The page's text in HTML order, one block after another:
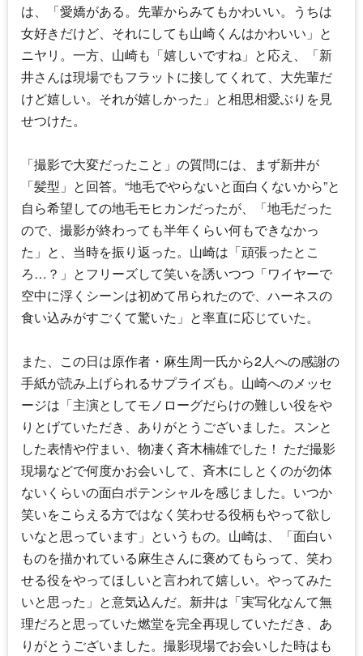
は、「愛嬌がある。先輩からみてもかわいい。うちは
女好きだけど、それにしても山崎くんはかわいい」と
ニヤリ。一方、山崎も「嬉しいですね」と応え、「新
井さんは現場でもフラットに接してくれて、大先輩だ
けど嬉しい。それが嬉しかった」と相思相愛ぶりを見
せつけた。
「撮影で大変だったこと」の質問には、まず新井が
「髪型」と回答。“地毛でやらないと面白くないから”と
自ら希望しての地毛モヒカンだったが、「地毛だった
ので、撮影が終わっても半年くらい何もできなかっ
た」と、当時を振り返った。山崎は「頑張ったとこ
ろ…？」とフリーズして笑いを誘いつつ「ワイヤーで
空中に浮くシーンは初めて吊られたので、ハーネスの
食い込みがすごくて驚いた」と率直に応じていた。
また、この日は原作者・麻生周一氏から2人への感謝の
手紙が読み上げられるサプライズも。山崎へのメッセ
ージは「主演としてモノローグだらけの難しい役をや
りとげていただき、ありがとうございました。スンと
した表情や佇まい、物凄く斉木楠雄でした！ ただ撮影
現場などで何度かお会いして、斉木にしとくのが勿体
ないくらいの面白ポテンシャルを感じました。いつか
笑いをこらえる方ではなく笑わせる役柄もやって欲し
いなと思っています」というもの。山崎は、「面白い
ものを描かれている麻生さんに褒めてもらって、笑わ
せる役をやってほしいと言われて嬉しい。やってみた
いと思った」と意気込んだ。新井は「実写化なんて無
理だろと思っていた燃堂を完全再現していただき、あ
りがとうございました。撮影現場でお会いした時はも